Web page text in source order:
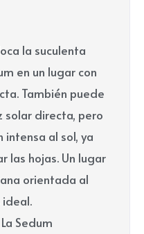
la suculenta
en un lugar con
También puede
solar directa, pero
intensa al sol, ya
las hojas. Un lugar
orientada al
Sedum